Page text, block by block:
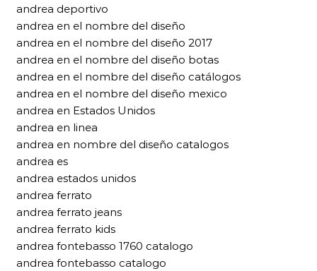
andrea deportivo
andrea en el nombre del diseño
andrea en el nombre del diseño 2017
andrea en el nombre del diseño botas
andrea en el nombre del diseño catálogos
andrea en el nombre del diseño mexico
andrea en Estados Unidos
andrea en linea
andrea en nombre del diseño catalogos
andrea es
andrea estados unidos
andrea ferrato
andrea ferrato jeans
andrea ferrato kids
andrea fontebasso 1760 catalogo
andrea fontebasso catalogo